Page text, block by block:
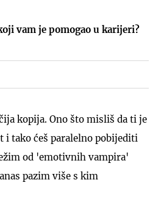
vam je pomogao u karijeri?
kopija. Ono što misliš da ti je
i tako ćeš paralelno pobijediti
od 'emotivnih vampira'
pazim više s kim